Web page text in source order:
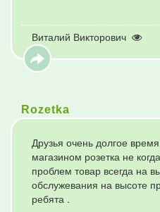
Виталий Викторович
Rozetka
Друзья очень долгое
магазином розетка не
проблем товар всегда на
обслужевания на высоте
ребята .